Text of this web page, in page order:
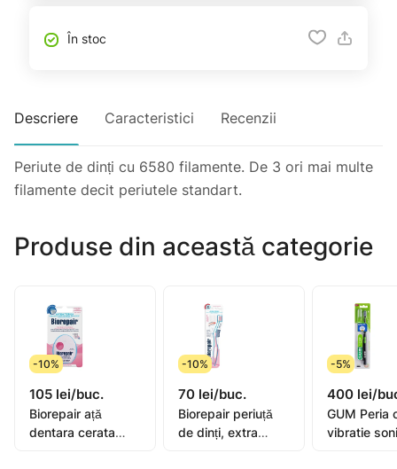
În stoc
Descriere Caracteristici Recenzii
Periute de dinți cu 6580 filamente. De 3 ori mai multe
filamente decit periutele standart.
Produse din această categorie
-10%
105 lei/buc.
Biorepair ață
dentara cerata
-10%
70 lei/buc.
Biorepair periuță
de dinți, extra
-5%
400 lei/
GUM Peria
vibratie